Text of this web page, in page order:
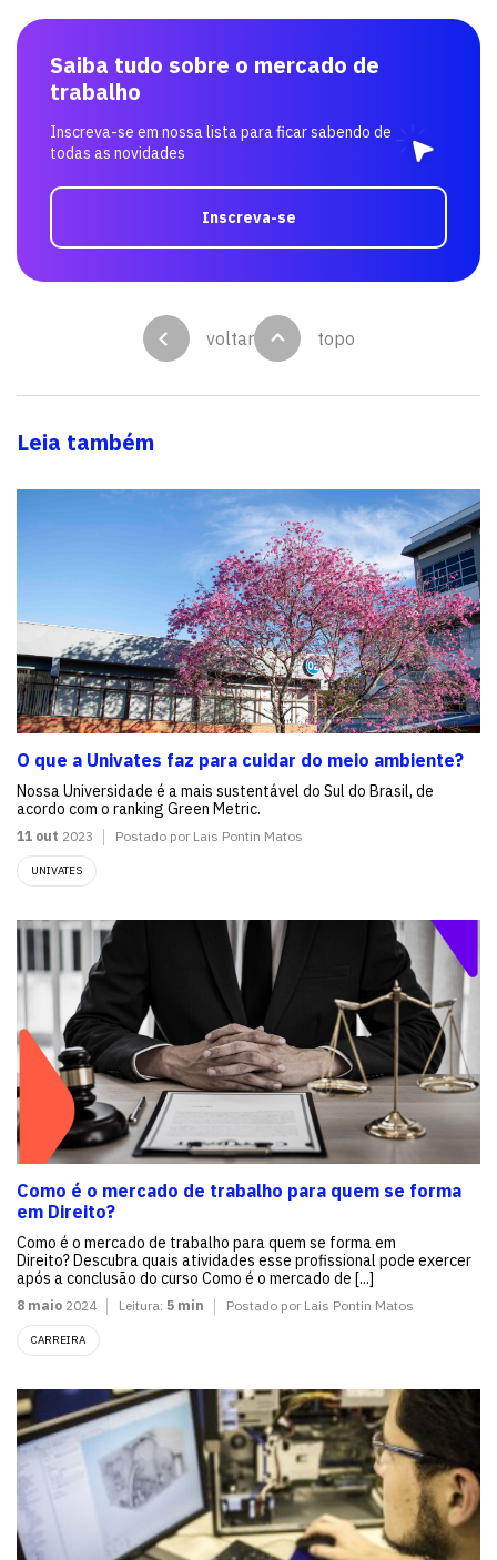
Saiba tudo sobre o mercado de
trabalho
Inscreva-se em nossa lista para ficar sabendo de
todas as novidades
Inscreva-se
voltar topo
Leia também
O que a Univates faz para cuidar do meio ambiente?
Nossa Universidade é a mais sustentável do Sul do Brasil, de
acordo com o ranking Green Metric.
11 out 2023 Postado por Lais Pontin Matos
UNIVATES
Como é o mercado de trabalho para quem se forma
em Direito?
Como é o mercado de trabalho para quem se forma em
Direito? Descubra quais atividades esse profissional pode exercer
após a conclusão do curso Como é o mercado de [...]
8 maio 2024 Leitura: 5 min Postado por Lais Pontin Matos
CARREIRA